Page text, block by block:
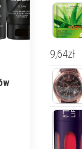
9,64zł